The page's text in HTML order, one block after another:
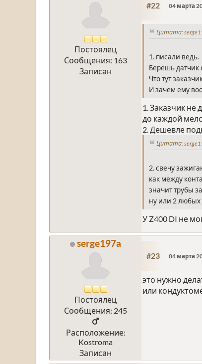
Постоялец
Сообщения: 163
Записан
#22 04 марта
Цитата:
1. писали ведь.
Берешь датчик
Что тут
И зачем ему
1. Заказчик не
до каждой
2. Дешевле
Цитата:
2. свечу
как между
значит трубы
ну или 2 любых
У Z400 DI не
serge197a
Постоялец
Сообщения: 245
Расположение:
Kostroma
Записан
#23 04 марта
это нужно
или